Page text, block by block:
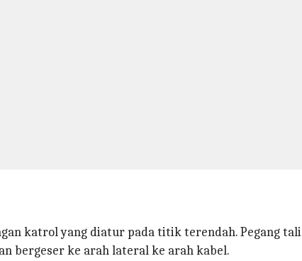
katrol yang diatur pada titik terendah. Pegang
bergeser ke arah lateral ke arah kabel.